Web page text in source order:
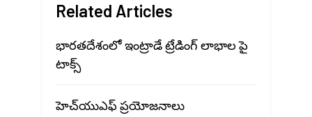
Related Articles
భారతదేశంలో ఇంట్రాడే ట్రేడింగ్ లాభాల పై
టాక్స్
హెచ్‍యుఎఫ్ ప్రయోజనాలు